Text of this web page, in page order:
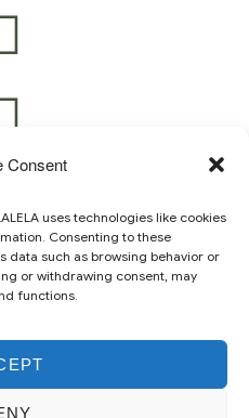
Consent
uses technologies like cookies
Consenting to these
data such as browsing behavior or
or withdrawing consent, may
functions.
Rights Reserved – Designed
Identity Design